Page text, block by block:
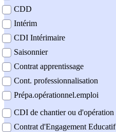
CDD
Intérim
CDI Intérimaire
Saisonnier
Contrat apprentissage
Cont. professionnalisation
Prépa.opérationnel.emploi
CDI de chantier ou d'opération
Contrat d'Engagement Educatif